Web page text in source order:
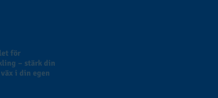
för
– stärk din
i din egen